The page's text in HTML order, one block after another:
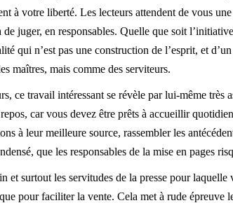
à votre liberté. Les lecteurs attendent de vous
de juger, en responsables. Quelle que soit
qui n’est pas une construction de l’esprit, et
maîtres, mais comme des serviteurs.
ce travail intéressant se révèle par lui-même
car vous devez être prêts à accueillir
à leur meilleure source, rassembler les
que les responsables de la mise en pages
et surtout les servitudes de la presse pour
pour faciliter la vente. Cela met à rude épreuve